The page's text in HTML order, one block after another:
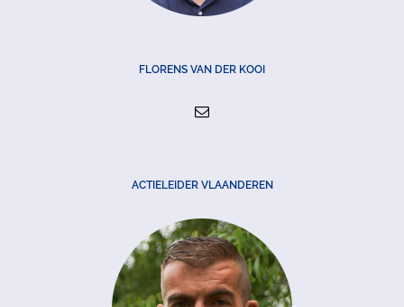
FLORENS VAN DER KOOI
ACTIELEIDER VLAANDEREN